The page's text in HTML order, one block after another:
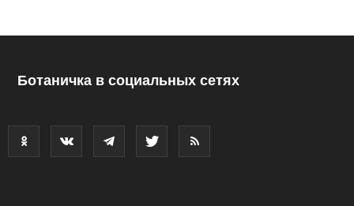
Ботаничка в социальных сетях